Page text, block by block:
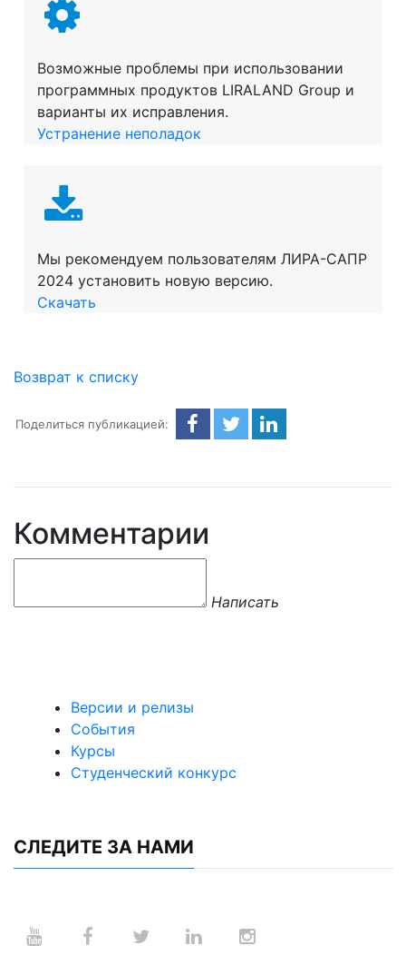
Возможные проблемы при использовании
программных продуктов LIRALAND Group и
варианты их исправления.
Устранение неполадок
Мы рекомендуем пользователям ЛИРА-САПР
2024 установить новую версию.
Скачать
Возврат к списку
Поделиться публикацией:
Комментарии
Написать
Версии и релизы
События
Курсы
Студенческий конкурс
СЛЕДИТЕ ЗА НАМИ